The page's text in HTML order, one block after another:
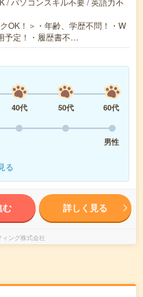
OK！＞・年齢、学歴不問！・W
予定！・履歴書不…
40代 50代
60代
男性
る
む 詳しく見る
ング株式会社